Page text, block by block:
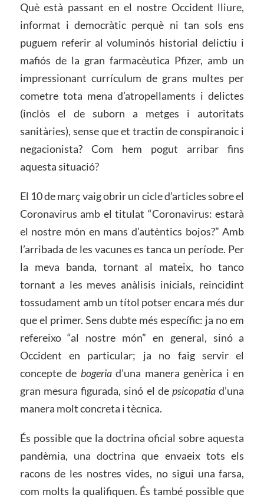
Què està passant en el nostre Occident lliure,
informat i democràtic perquè ni tan sols ens
puguem referir al voluminós historial delictiu i
mafiós de la gran farmacèutica Pfizer, amb un
impressionant currículum de grans multes per
cometre tota mena d’atropellaments i delictes
(inclòs el de suborn a metges i autoritats
sanitàries), sense que et tractin de conspiranoic i
negacionista? Com hem pogut arribar fins
aquesta situació?
El 10 de març vaig obrir un cicle d’articles sobre el
Coronavirus amb el titulat “Coronavirus: estarà
el nostre món en mans d’autèntics bojos?” Amb
l’arribada de les vacunes es tanca un període. Per
la meva banda, tornant al mateix, ho tanco
tornant a les meves anàlisis inicials, reincidint
tossudament amb un títol potser encara més dur
que el primer. Sens dubte més específic: ja no em
refereixo “al nostre món” en general, sinó a
Occident en particular; ja no faig servir el
concepte de bogeriad’una manera genèrica i en
gran mesura figurada, sinó el depsicopatia d’una
manera molt concreta i tècnica.
És possible que la doctrina oficial sobre aquesta
pandèmia, una doctrina que envaeix tots els
racons de les nostres vides, no sigui una farsa,
com molts la qualifiquen. És també possible que